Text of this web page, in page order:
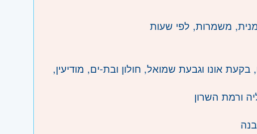
, משמרות, לפי שעות
אונו וגבעת שמואל, חולון ובת-ים, מודיעין,
ורמת השרון